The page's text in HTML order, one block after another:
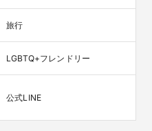
旅行
LGBTQ+フレンドリー
公式LINE